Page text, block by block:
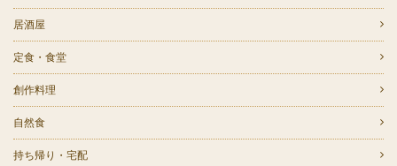
居酒屋
定食・食堂
創作料理
自然食
持ち帰り・宅配